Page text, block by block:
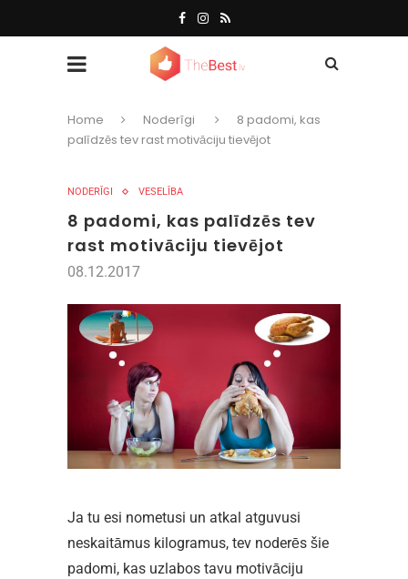
Home Noderīgi
8 padomi, kas
palīdzēs tev rast motivāciju tievējot
NODERĪGI VESELĪBA
8 padomi, kas palīdzēs tev
rast motivāciju tievējot
08.12.2017
Ja tu esi nometusi un atkal atguvusi
neskaitāmus kilogramus, tev noderēs šie
padomi, kas uzlabos tavu motivāciju